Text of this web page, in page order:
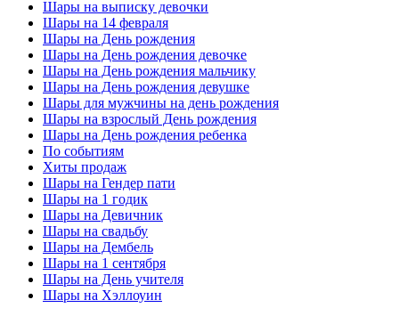
Шары на выписку девочки
Шары на 14 февраля
Шары на День рождения
Шары на День рождения девочке
Шары на День рождения мальчику
Шары на День рождения девушке
Шары для мужчины на день рождения
Шары на взрослый День рождения
Шары на День рождения ребенка
По событиям
Хиты продаж
Шары на Гендер пати
Шары на 1 годик
Шары на Девичник
Шары на свадьбу
Шары на Дембель
Шары на 1 сентября
Шары на День учителя
Шары на Хэллоуин